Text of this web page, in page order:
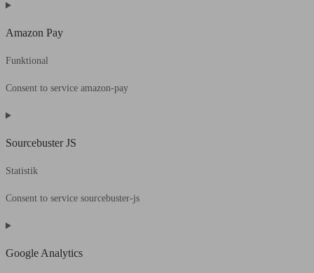
Amazon Pay
Funktional
Consent to service amazon-pay
Sourcebuster JS
Statistik
Consent to service sourcebuster-js
Google Analytics